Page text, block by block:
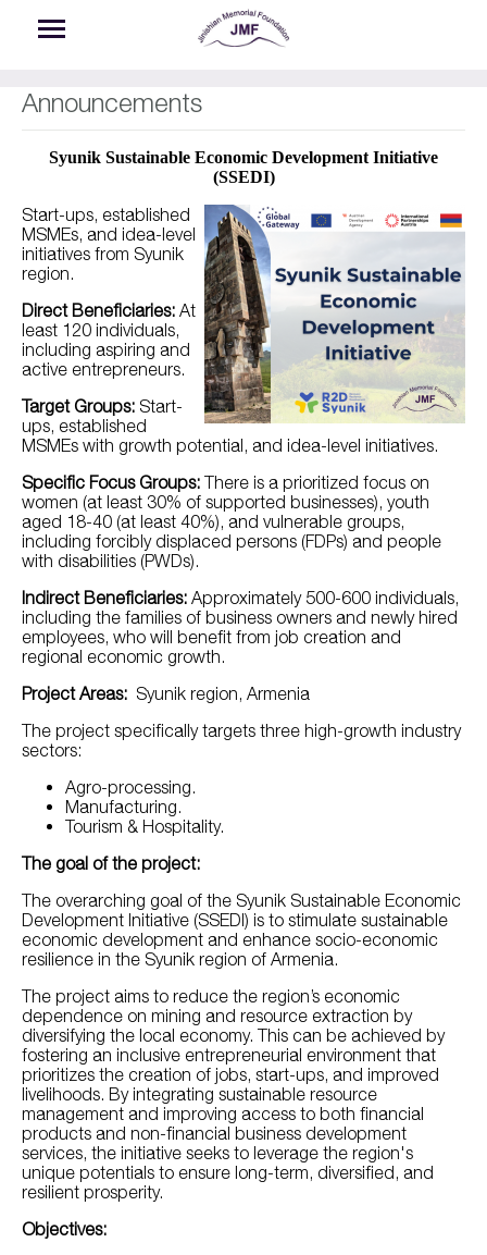
Announcements
Syunik Sustainable Economic Development Initiative
(SSEDI)
Start-ups, established
MSMEs, and idea-level
initiatives from Syunik
region.
Direct Beneficiaries: At
least 120 individuals,
including aspiring and
active entrepreneurs.
Target Groups: Start-
ups, established
MSMEs with growth potential, and idea-level initiatives.
Specific Focus Groups: There is a prioritized focus on
women (at least 30% of supported businesses), youth
aged 18-40 (at least 40%), and vulnerable groups,
including forcibly displaced persons (FDPs) and people
with disabilities (PWDs).
Indirect Beneficiaries: Approximately 500-600 individuals,
including the families of business owners and newly hired
employees, who will benefit from job creation and
regional economic growth.
Project Areas: Syunik region, Armenia
The project specifically targets three high-growth industry
sectors:
Agro-processing.
Manufacturing.
Tourism & Hospitality.
The goal of the project:
The overarching goal of the Syunik Sustainable Economic
Development Initiative (SSEDI) is to stimulate sustainable
economic development and enhance socio-economic
resilience in the Syunik region of Armenia.
The project aims to reduce the region’s economic
dependence on mining and resource extraction by
diversifying the local economy. This can be achieved by
fostering an inclusive entrepreneurial environment that
prioritizes the creation of jobs, start-ups, and improved
livelihoods. By integrating sustainable resource
management and improving access to both financial
products and non-financial business development
services, the initiative seeks to leverage the region's
unique potentials to ensure long-term, diversified, and
resilient prosperity.
Objectives: